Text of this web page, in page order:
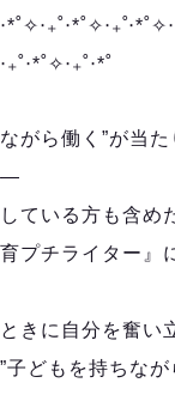
がら働く”が当
ている方も含め
プチライター』
きに自分を奮い
子どもを持ちなが